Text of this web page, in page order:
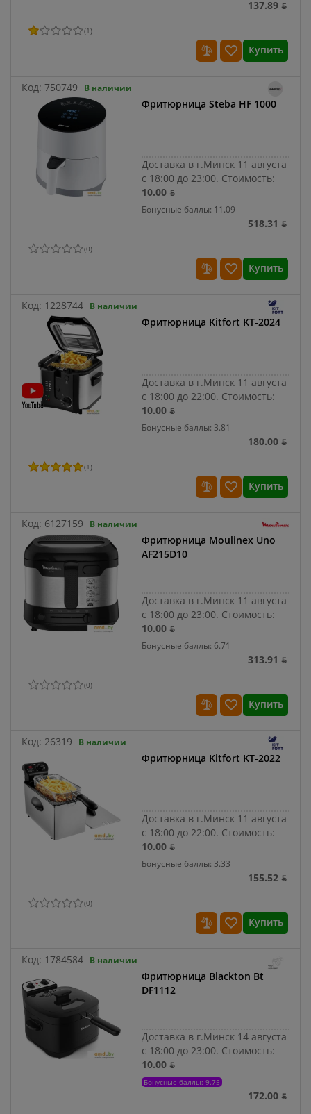
137.89 ƃ
(1)
Купить
Код: 750749 В наличии
Фритюрница Steba HF 1000
Доставка в г.Минск 11 августа
с 18:00 до 23:00. Стоимость:
10.00 ƃ
Бонусные баллы: 11.09
518.31 ƃ
(0)
Купить
Код: 1228744 В наличии
Фритюрница Kitfort KT-2024
Доставка в г.Минск 11 августа
с 18:00 до 22:00. Стоимость:
10.00 ƃ
Бонусные баллы: 3.81
180.00 ƃ
(1)
Купить
Код: 6127159 В наличии
Фритюрница Moulinex Uno
AF215D10
Доставка в г.Минск 11 августа
с 18:00 до 23:00. Стоимость:
10.00 ƃ
Бонусные баллы: 6.71
313.91 ƃ
(0)
Купить
Код: 26319 В наличии
Фритюрница Kitfort KT-2022
Доставка в г.Минск 11 августа
с 18:00 до 22:00. Стоимость:
10.00 ƃ
Бонусные баллы: 3.33
155.52 ƃ
(0)
Купить
Код: 1784584 В наличии
Фритюрница Blackton Bt
DF1112
Доставка в г.Минск 14 августа
с 18:00 до 23:00. Стоимость:
10.00 ƃ
Бонусные баллы: 9.75
172.00 ƃ